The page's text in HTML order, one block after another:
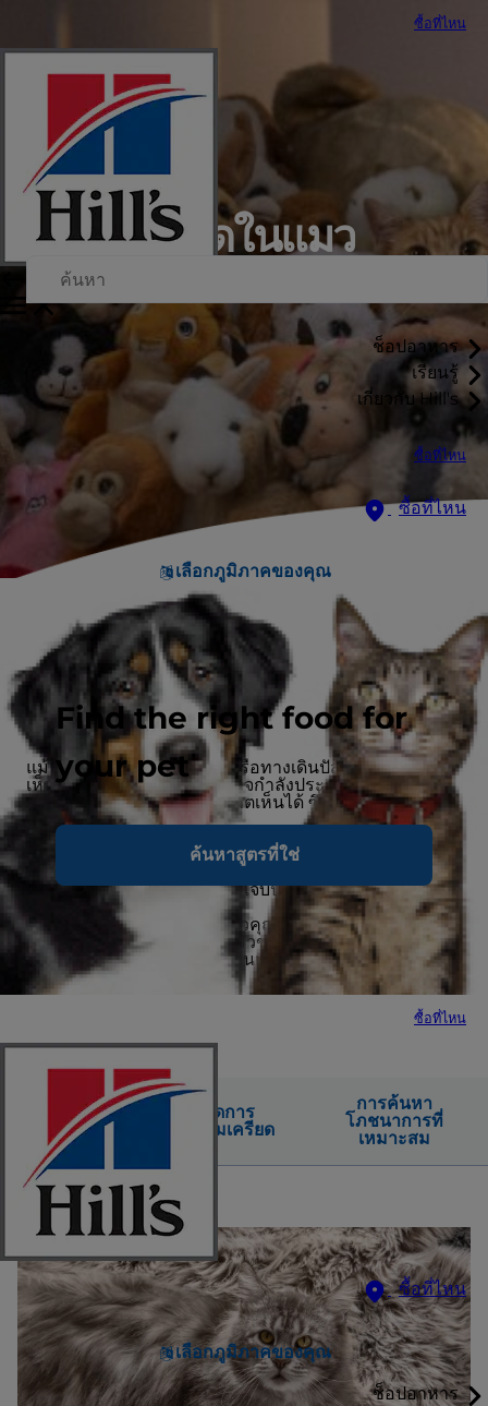
ซื้อที่ไหน
ช็อปอาหาร
เรียนรู้
เกี่ยวกับ Hill's
ซื้อที่ไหน
ซื้อที่ไหน
เลือกภูมิภาคของคุณ
Find the right food for
your pet
ค้นหาสูตรที่ใช่
ซื้อที่ไหน
ซื้อที่ไหน
เลือกภูมิภาคของคุณ
ช็อปอาหาร
ความเครียดในแมว
สาเหตุของความเครียด
แม้ว่าปัญหาทางเดินอาหารหรือทางเดินปัสสาวะจะสังเกต
เห็นได้อย่างชัดเจน แต่แมวอาจกำลังประสบความเครียดที่
ซ่อนอยู่โดยที่ไม่สามารถสังเกตเห็นได้ ซึ่งมีหลายปัจจัยที่
ทำให้แมวเกิดความเครียด
สภาพแวดล้อมในบ้านเปลี่ยนแปลง
กิจวัตรประจำวันที่ไม่สม่ำเสมอ
ภาวะสุขภาพหรือความเจ็บปวดที่มองไม่เห็น
หมั่นสังเกตพฤติกรรมของแมวคุณอย่างสม่ำเสมอ ปรึกษา
สัตวแพทย์หากคุณสงสัยว่าแมวของคุณกำลังอยู่ในภาวะ
เครียดและมีพฤติกรรมที่เปลี่ยนแปลงไป
สัญญาณของ
ความเครียด
จัดการ
ความเครียด
การค้นหา
โภชนาการที่
เหมาะสม